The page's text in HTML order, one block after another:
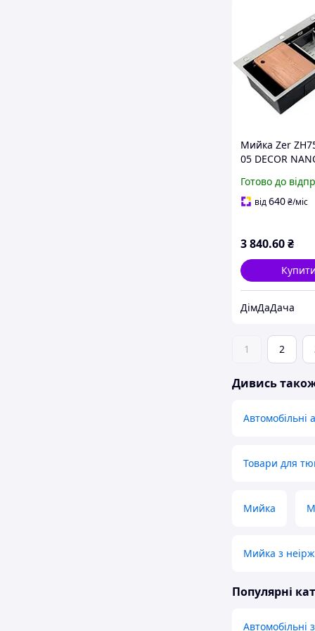
Мийка Zer
05 DECOR
комплект
(ZM5584)
Готово до
від640₴/міс
3 840.60₴
ДімДаДача
1 2
Дивись
Автомобільні
Товари для
Мийка
Мийка з
Популярні
Автомобільні